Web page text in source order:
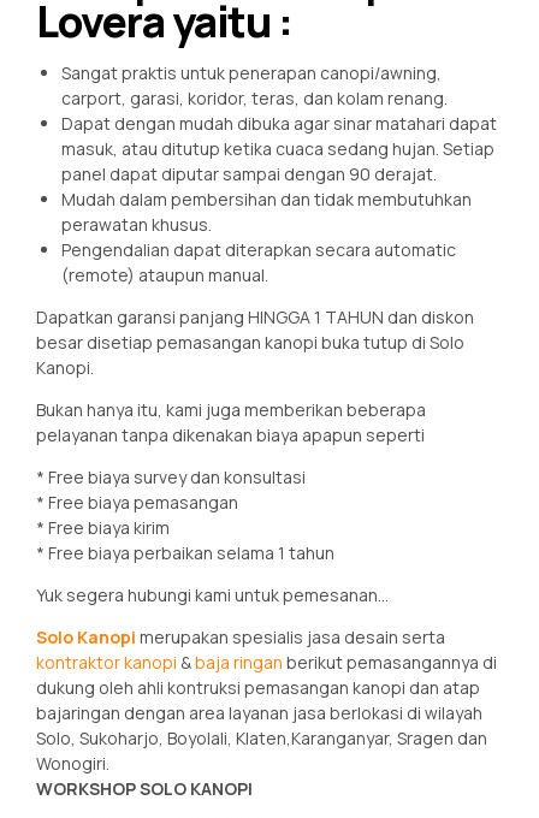
Lovera yaitu :
Sangat praktis untuk penerapan canopi/awning,
carport, garasi, koridor, teras, dan kolam renang.
Dapat dengan mudah dibuka agar sinar matahari dapat
masuk, atau ditutup ketika cuaca sedang hujan. Setiap
panel dapat diputar sampai dengan 90 derajat.
Mudah dalam pembersihan dan tidak membutuhkan
perawatan khusus.
Pengendalian dapat diterapkan secara automatic
(remote) ataupun manual.
Dapatkan garansi panjang HINGGA 1 TAHUN dan diskon
besar disetiap pemasangan kanopi buka tutup di Solo
Kanopi.
Bukan hanya itu, kami juga memberikan beberapa
pelayanan tanpa dikenakan biaya apapun seperti
* Free biaya survey dan konsultasi
* Free biaya pemasangan
* Free biaya kirim
* Free biaya perbaikan selama 1 tahun
Yuk segera hubungi kami untuk pemesanan…
Solo Kanopi merupakan spesialis jasa desain serta
kontraktor kanopi &baja ringan berikut pemasangannya di
dukung oleh ahli kontruksi pemasangan kanopi dan atap
bajaringan dengan area layanan jasa berlokasi di wilayah
Solo, Sukoharjo, Boyolali, Klaten,Karanganyar, Sragen dan
Wonogiri.
WORKSHOP SOLO KANOPI